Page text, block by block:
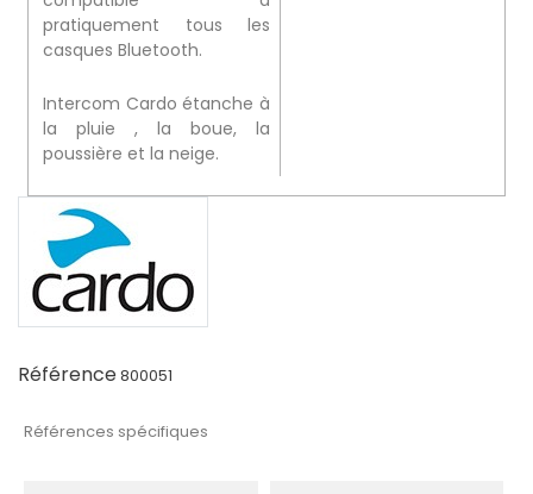
pratiquement tous les
casques Bluetooth.
Intercom Cardo étanche à
la pluie , la boue, la
poussière et la neige.
Référence800051
Références spécifiques